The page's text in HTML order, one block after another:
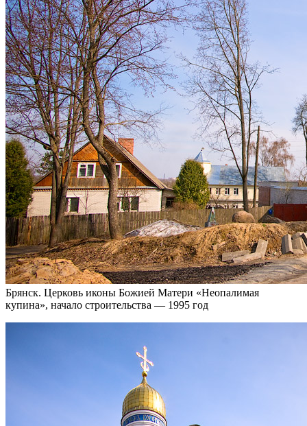
Брянск. Церковь иконы Божией Матери «Неопалимая
купина», начало строительства — 1995 год